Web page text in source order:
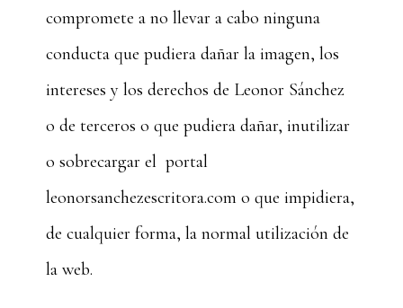
compromete a no llevar a cabo ninguna
conducta que pudiera dañar la imagen, los
intereses y los derechos de Leonor Sánchez
o de terceros o que pudiera dañar, inutilizar
o sobrecargar el portal
leonorsanchezescritora.com o que impidiera,
de cualquier forma, la normal utilización de
la web.